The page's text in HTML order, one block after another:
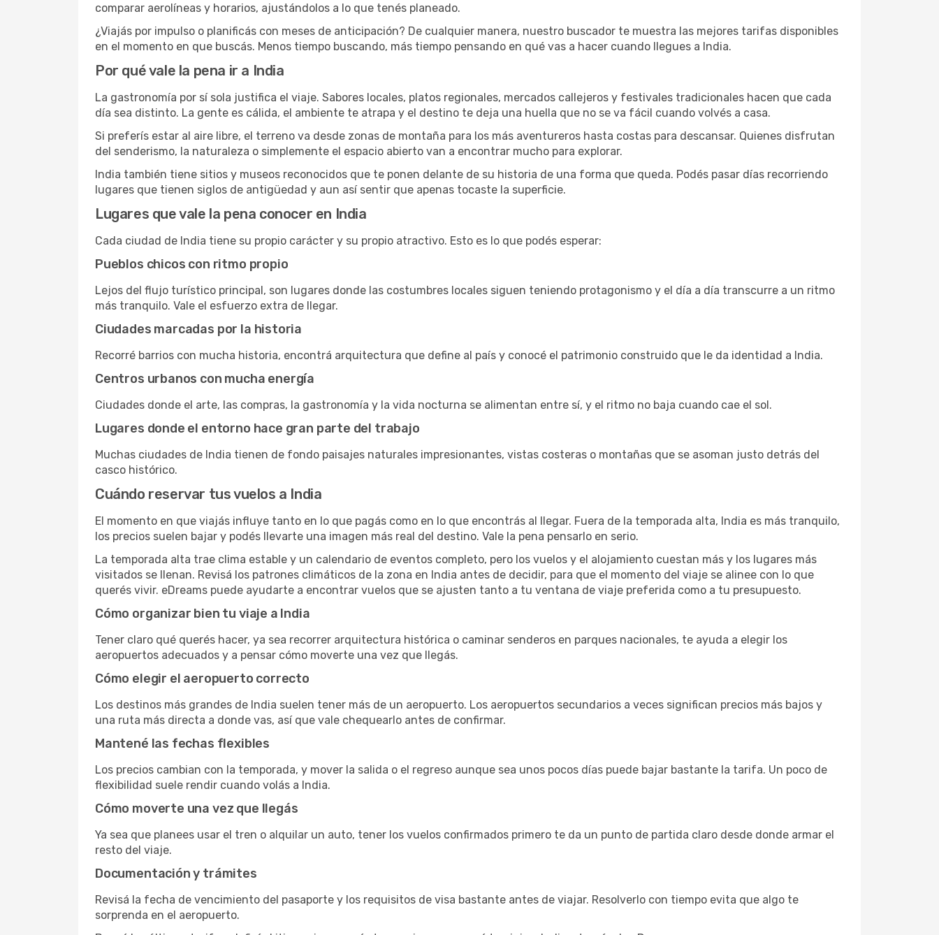
comparar aerolíneas y horarios, ajustándolos a lo que tenés planeado.
¿Viajás por impulso o planificás con meses de anticipación? De cualquier manera, nuestro buscador te muestra las mejores tarifas disponibles
en el momento en que buscás. Menos tiempo buscando, más tiempo pensando en qué vas a hacer cuando llegues a India.
Por qué vale la pena ir a India
La gastronomía por sí sola justifica el viaje. Sabores locales, platos regionales, mercados callejeros y festivales tradicionales hacen que cada
día sea distinto. La gente es cálida, el ambiente te atrapa y el destino te deja una huella que no se va fácil cuando volvés a casa.
Si preferís estar al aire libre, el terreno va desde zonas de montaña para los más aventureros hasta costas para descansar. Quienes disfrutan
del senderismo, la naturaleza o simplemente el espacio abierto van a encontrar mucho para explorar.
India también tiene sitios y museos reconocidos que te ponen delante de su historia de una forma que queda. Podés pasar días recorriendo
lugares que tienen siglos de antigüedad y aun así sentir que apenas tocaste la superficie.
Lugares que vale la pena conocer en India
Cada ciudad de India tiene su propio carácter y su propio atractivo. Esto es lo que podés esperar:
Pueblos chicos con ritmo propio
Lejos del flujo turístico principal, son lugares donde las costumbres locales siguen teniendo protagonismo y el día a día transcurre a un ritmo
más tranquilo. Vale el esfuerzo extra de llegar.
Ciudades marcadas por la historia
Recorré barrios con mucha historia, encontrá arquitectura que define al país y conocé el patrimonio construido que le da identidad a India.
Centros urbanos con mucha energía
Ciudades donde el arte, las compras, la gastronomía y la vida nocturna se alimentan entre sí, y el ritmo no baja cuando cae el sol.
Lugares donde el entorno hace gran parte del trabajo
Muchas ciudades de India tienen de fondo paisajes naturales impresionantes, vistas costeras o montañas que se asoman justo detrás del
casco histórico.
Cuándo reservar tus vuelos a India
El momento en que viajás influye tanto en lo que pagás como en lo que encontrás al llegar. Fuera de la temporada alta, India es más tranquilo,
los precios suelen bajar y podés llevarte una imagen más real del destino. Vale la pena pensarlo en serio.
La temporada alta trae clima estable y un calendario de eventos completo, pero los vuelos y el alojamiento cuestan más y los lugares más
visitados se llenan. Revisá los patrones climáticos de la zona en India antes de decidir, para que el momento del viaje se alinee con lo que
querés vivir. eDreams puede ayudarte a encontrar vuelos que se ajusten tanto a tu ventana de viaje preferida como a tu presupuesto.
Cómo organizar bien tu viaje a India
Tener claro qué querés hacer, ya sea recorrer arquitectura histórica o caminar senderos en parques nacionales, te ayuda a elegir los
aeropuertos adecuados y a pensar cómo moverte una vez que llegás.
Cómo elegir el aeropuerto correcto
Los destinos más grandes de India suelen tener más de un aeropuerto. Los aeropuertos secundarios a veces significan precios más bajos y
una ruta más directa a donde vas, así que vale chequearlo antes de confirmar.
Mantené las fechas flexibles
Los precios cambian con la temporada, y mover la salida o el regreso aunque sea unos pocos días puede bajar bastante la tarifa. Un poco de
flexibilidad suele rendir cuando volás a India.
Cómo moverte una vez que llegás
Ya sea que planees usar el tren o alquilar un auto, tener los vuelos confirmados primero te da un punto de partida claro desde donde armar el
resto del viaje.
Documentación y trámites
Revisá la fecha de vencimiento del pasaporte y los requisitos de visa bastante antes de viajar. Resolverlo con tiempo evita que algo te
sorprenda en el aeropuerto.